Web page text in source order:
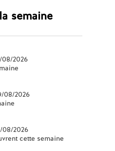
semaine
2026
08/2026
2026
cette semaine